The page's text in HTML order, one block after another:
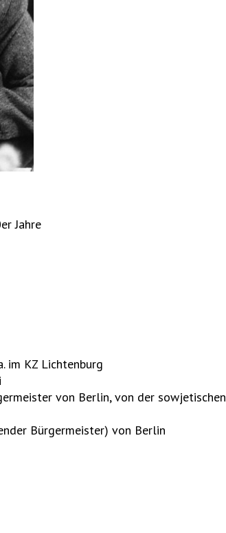
Jahre
im KZ Lichtenburg
von Berlin, von der sowjetischen
Bürgermeister) von Berlin